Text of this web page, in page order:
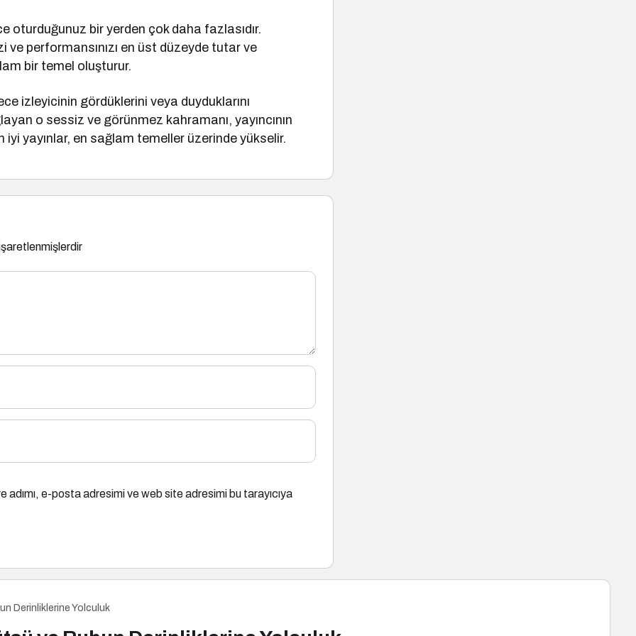
oturduğunuz bir yerden çok daha fazlasıdır.
ve performansınızı en üst düzeyde tutar ve
bir temel oluşturur.
izleyicinin gördüklerini veya duyduklarını
o sessiz ve görünmez kahramanı, yayıncının
yayınlar, en sağlam temeller üzerinde yükselir.
adımı, e-posta adresimi ve web site adresimi bu tarayıcıya
Derinliklerine Yolculuk